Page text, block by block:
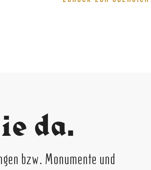
da.
bzw. Monumente und